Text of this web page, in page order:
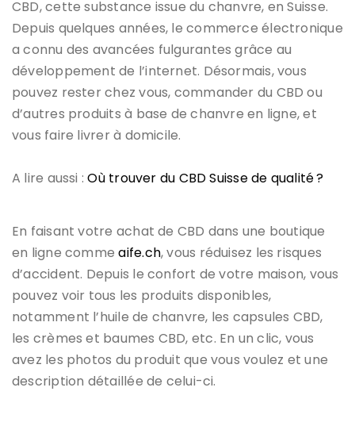
CBD, cette substance issue du chanvre, en Suisse.
Depuis quelques années, le commerce électronique
a connu des avancées fulgurantes grâce au
développement de l’internet. Désormais, vous
pouvez rester chez vous, commander du CBD ou
d’autres produits à base de chanvre en ligne, et
vous faire livrer à domicile.
A lire aussi :Où trouver du CBD Suisse de qualité ?
En faisant votre achat de CBD dans une boutique
en ligne commeaife.ch, vous réduisez les risques
d’accident. Depuis le confort de votre maison, vous
pouvez voir tous les produits disponibles,
notamment l’huile de chanvre, les capsules CBD,
les crèmes et baumes CBD, etc. En un clic, vous
avez les photos du produit que vous voulez et une
description détaillée de celui-ci.